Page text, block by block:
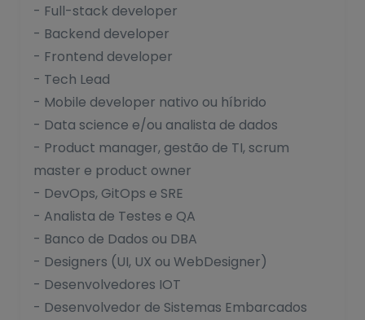
- Full-stack developer
- Backend developer
- Frontend developer
- Tech Lead
- Mobile developer nativo ou híbrido
- Data science e/ou analista de dados
- Product manager, gestão de TI, scrum
master e product owner
- DevOps, GitOps e SRE
- Analista de Testes e QA
- Banco de Dados ou DBA
- Designers (UI, UX ou WebDesigner)
- Desenvolvedores IOT
- Desenvolvedor de Sistemas Embarcados